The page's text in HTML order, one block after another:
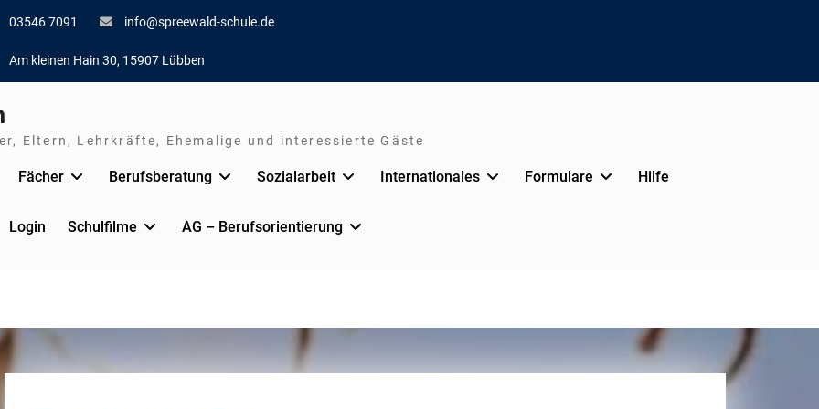
03546 7091 info@spreewald-schule.de
Am kleinen Hain 30, 15907 Lübben
Eltern, Lehrkräfte, Ehemalige und interessierte Gäste
Fächer Berufsberatung Sozialarbeit Internationales Formulare Hilfe
Login Schulfilme AG – Berufsorientierung